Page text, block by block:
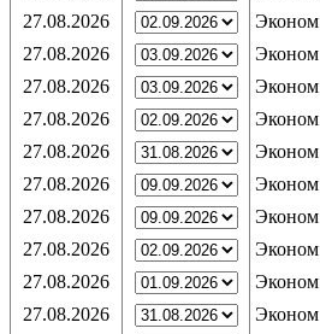
27.08.2026
Эконом
27.08.2026
Эконом
27.08.2026
Эконом
27.08.2026
Эконом
27.08.2026
Эконом
27.08.2026
Эконом
27.08.2026
Эконом
27.08.2026
Эконом
27.08.2026
Эконом
27.08.2026
Эконом